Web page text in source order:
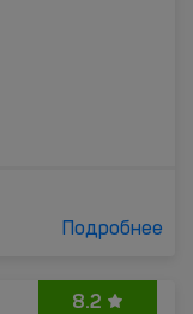
Подробнее
8.2